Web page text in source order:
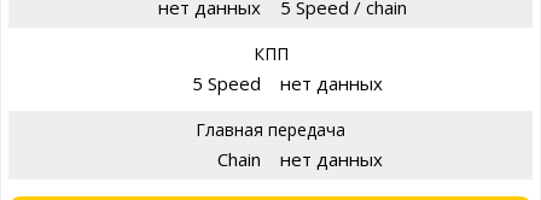
нет данных 5 Speed / chain
КПП
5 Speed нет данных
Главная передача
Chain нет данных